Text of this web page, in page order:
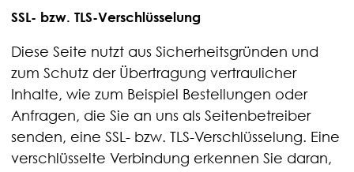
SSL- bzw. TLS-Verschlüsselung
Diese Seite nutzt aus Sicherheitsgründen und
zum Schutz der Übertragung vertraulicher
Inhalte, wie zum Beispiel Bestellungen oder
Anfragen, die Sie an uns als Seitenbetreiber
senden, eine SSL- bzw. TLS-Verschlüsselung. Eine
verschlüsselte Verbindung erkennen Sie daran,